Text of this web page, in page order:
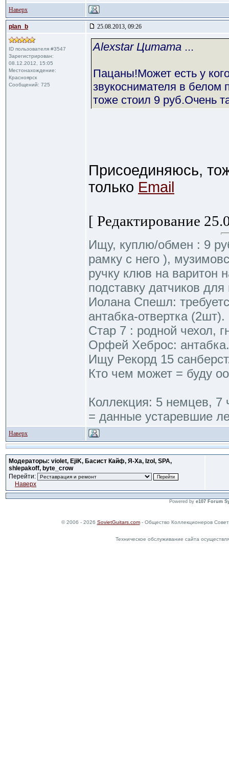
Наверх
plan_b 25.08.2013, 09:26
ID пользователя #3547
Зарегистрирован:
08.12.2012, 15:05
Местонахождение:
Красноярск
Сообщений: 725
Alexstar Цитата ...
Пацаны!Может есть у
звукоснимателя в белом
тоже стоил 9 руб.Очень
Присоединяюсь,
только Email
[ Редактирование
Ищу, куплю/обмен : 9
рамку с него ),
ручку клюв на варитон
подставку датчиков для
Иолана Спешл:
антабка-отвертка (2шт).
Стар 7 : родной чехол,
Орфей Хеброс: антабка.
Ищу Рекорд 15
Кто чем может = буду
Коллекция: 5 немцев, 7
= данные устаревшие
Наверх
Модераторы: violet, EjiK, Басист Кайф, Я-Ха, Izol, SPA,
shlepakoff, byte_crow
Перейти:
Наверх
Powered by e107 Forum
© 2006 - 2026 SovietGuitars.com- Общество Коллекционеров
Техническое обслуживание сайта